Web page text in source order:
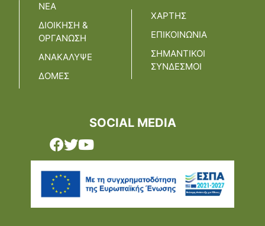
ΝΕΑ
ΔΙΟΙΚΗΣΗ &
ΟΡΓΑΝΩΣΗ
ΑΝΑΚΑΛΥΨΕ
ΔΟΜΕΣ
ΧΑΡΤΗΣ
ΕΠΙΚΟΙΝΩΝΙΑ
ΣΗΜΑΝΤΙΚΟΙ
ΣΥΝΔΕΣΜΟΙ
SOCIAL MEDIA